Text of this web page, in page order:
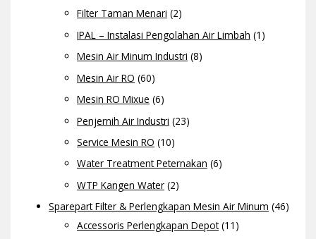
Filter Taman Menari (2)
IPAL – Instalasi Pengolahan Air Limbah (1)
Mesin Air Minum Industri (8)
Mesin Air RO (60)
Mesin RO Mixue (6)
Penjernih Air Industri (23)
Service Mesin RO (10)
Water Treatment Peternakan (6)
WTP Kangen Water (2)
Sparepart Filter & Perlengkapan Mesin Air Minum (46)
Accessoris Perlengkapan Depot(11)